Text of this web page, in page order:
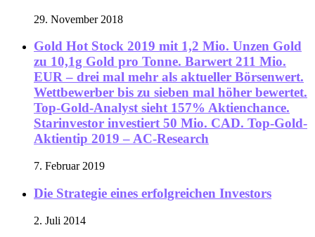
29. November 2018
Gold Hot Stock 2019 mit 1,2 Mio. Unzen Gold
zu 10,1g Gold pro Tonne. Barwert 211 Mio.
EUR – drei mal mehr als aktueller Börsenwert.
Wettbewerber bis zu sieben mal höher bewertet.
Top-Gold-Analyst sieht 157% Aktienchance.
Starinvestor investiert 50 Mio. CAD. Top-Gold-
Aktientip 2019 – AC-Research
7. Februar 2019
Die Strategie eines erfolgreichen Investors
2. Juli 2014